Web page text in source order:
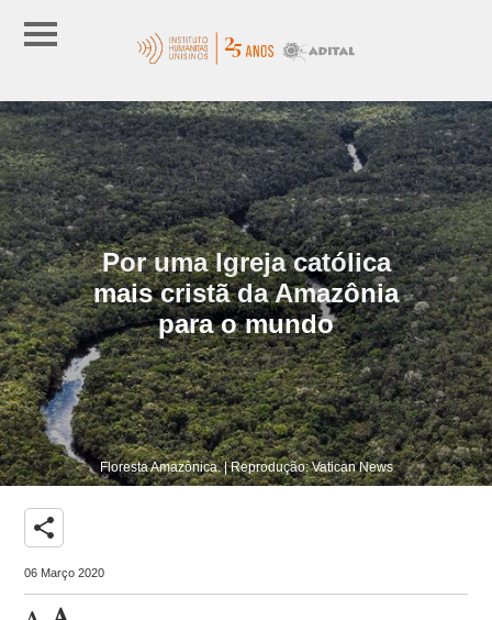
Por uma Igreja católica
mais cristã da Amazônia
para o mundo
Floresta Amazônica. | Reprodução: Vatican News
share
06 Março 2020